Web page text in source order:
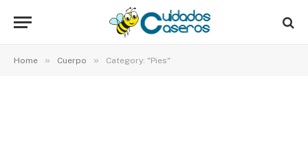
Home » Cuerpo » Category: "Pies"